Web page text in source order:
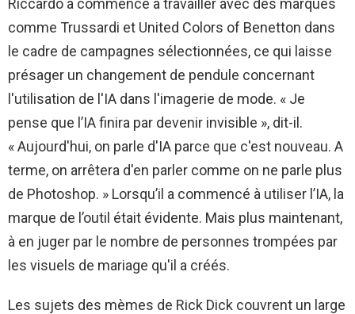
comme Trussardi et United Colors of Benetton dans
le cadre de campagnes sélectionnées, ce qui laisse
présager un changement de pendule concernant
l'utilisation de l'IA dans l'imagerie de mode. « Je
pense que l’IA finira par devenir invisible », dit-il.
« Aujourd'hui, on parle d'IA parce que c'est nouveau. A
terme, on arrêtera d'en parler comme on ne parle plus
de Photoshop. » Lorsqu’il a commencé à utiliser l’IA, la
marque de l’outil était évidente. Mais plus maintenant,
à en juger par le nombre de personnes trompées par
les visuels de mariage qu'il a créés.
Les sujets des mèmes de Rick Dick couvrent un large